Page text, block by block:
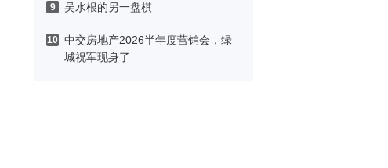
9 吴水根的另一盘棋
10 中交房地产2026半年度营销会，绿
城祝军现身了